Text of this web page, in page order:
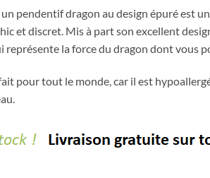
pendentif dragon au design épuré est
et discret. Mis à part son excellent
représente la force du dragon dont vous
pour tout le monde, car il est